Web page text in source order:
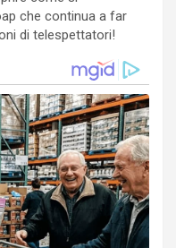
che continua a far
di telespettatori!